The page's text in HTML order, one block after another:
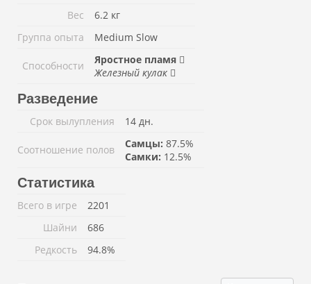
Вес
6.2 кг
Группа опыта
Medium Slow
Способности
Яростное пламя
Железный кулак
Разведение
Срок вылупления 14 дн.
Соотношение полов Самцы: 87.5%
Самки: 12.5%
Статистика
Всего в игре
2201
Шайни
686
Редкость
94.8%